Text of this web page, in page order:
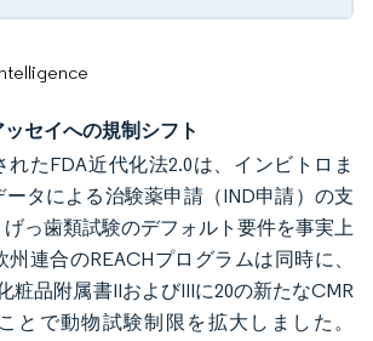
セイへの規制シフト
れたFDA近代化法2.0は、インビトロま
タによる治験薬申請（IND申請）の支
っ歯類試験のデフォルト要件を事実上
連合のREACHプログラムは同時に、
粧品附属書IIおよびIIIに20の新たなCMR
とで動物試験制限を拡大しました。